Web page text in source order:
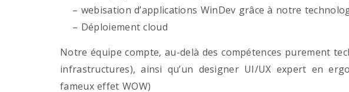
– webisation d’applications WinDev grâce à notre
– Déploiement cloud
Notre équipe compte, au-delà des compétences purement
infrastructures), ainsi qu’un designer UI/UX expert en
fameux effet WOW)